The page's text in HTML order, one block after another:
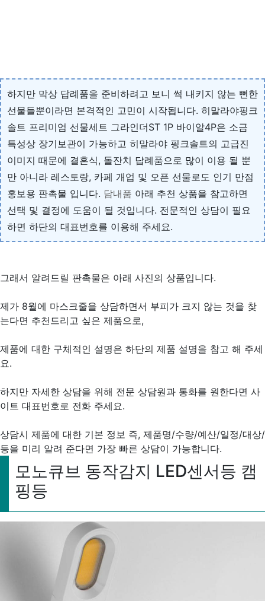
하지만 막상 답례품을 준비하려고 보니 썩 내키지 않는 뻔한
선물들뿐이라면 본격적인 고민이 시작됩니다. 히말라야핑크
솔트 프리미엄 선물세트 그라인더ST 1P 바이알4P은 소금
특성상 장기보관이 가능하고 히말라야 핑크솔트의 고급진
이미지 때문에 결혼식, 돌잔치 답례품으로 많이 이용 될 뿐
만 아니라 레스토랑, 카페 개업 및 오픈 선물로도 인기 만점
홍보용 판촉물 입니다. 담내품 아래 추천 상품을 참고하면
선택 및 결정에 도움이 될 것입니다. 전문적인 상담이 필요
하면 하단의 대표번호를 이용해 주세요.
그래서 알려드릴 판촉물은 아래 사진의 상품입니다.
제가 8월에 마스크줄을 상담하면서 부피가 크지 않는 것을 찾
는다면 추천드리고 싶은 제품으로,
제품에 대한 구체적인 설명은 하단의 제품 설명을 참고 해 주세
요.
하지만 자세한 상담을 위해 전문 상담원과 통화를 원한다면 사
이트 대표번호로 전화 주세요.
상담시 제품에 대한 기본 정보 즉, 제품명/수량/예산/일정/대상/
등을 미리 알려 준다면 가장 빠른 상담이 가능합니다.
모노큐브 동작감지 LED센서등 캠
핑등